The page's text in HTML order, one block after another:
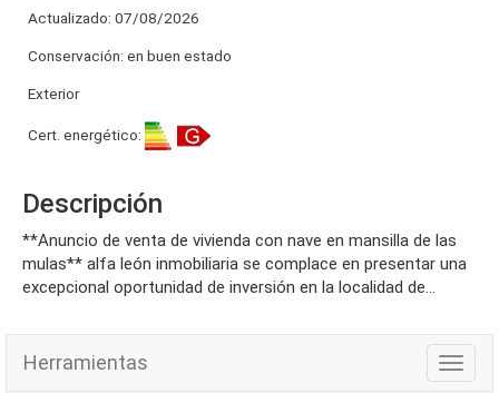
Actualizado: 07/08/2026
Conservación: en buen estado
Exterior
Cert. energético:
Descripción
**anuncio de venta de vivienda con nave en mansilla de las
mulas** alfa león inmobiliaria se complace en presentar una
excepcional oportunidad de inversión en la localidad de...
Herramientas